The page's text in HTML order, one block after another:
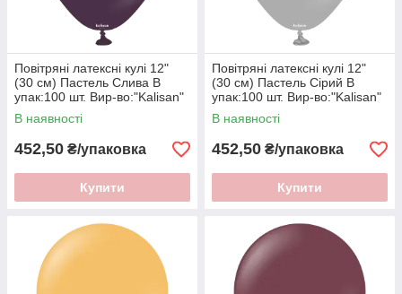
Повітряні латексні кулі 12"
(30 см) Пастель Слива В
упак:100 шт. Вир-во:"Kalisan"
Туреччина
В наявності
452,50 ₴/упаковка
Купити
Повітряні латексні кулі 12"
(30 см) Пастель Сірий В
упак:100 шт. Вир-во:"Kalisan"
Туреччина
В наявності
452,50 ₴/упаковка
Купити